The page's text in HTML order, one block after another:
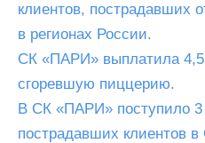
клиентов, пострадавших
в регионах России.
СК «ПАРИ» выплатила
сгоревшую пиццерию.
В СК «ПАРИ» поступило
пострадавших клиентов